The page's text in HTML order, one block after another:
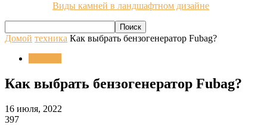
Виды камней в ландшафтном дизайне
Домой техника Как выбрать бензогенератор Fubag?
Как выбрать бензогенератор Fubag?
16 июля, 2022
397